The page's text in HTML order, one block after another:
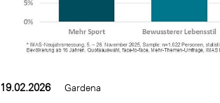
19.02.2026 Gardena